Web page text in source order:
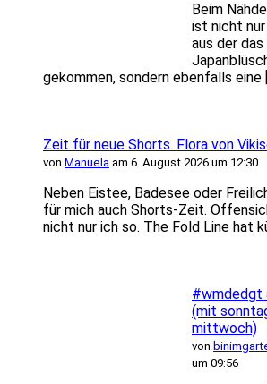
Beim
ist nicht
aus der
gekommen, sondern ebenfalls eine
Zeit für neue Shorts. Flora von
von Manuela am 6. August 2026 um 12:30
Neben Eistee, Badesee oder
für mich auch Shorts-Zeit.
nicht nur ich so. The Fold Line hat
#wmdedgt
(mit
mittwoch)
von
um 09:56